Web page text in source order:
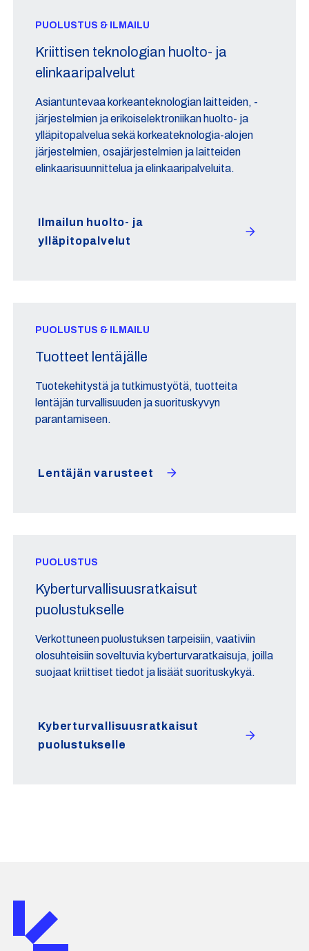
PUOLUSTUS & ILMAILU
Kriittisen teknologian huolto- ja
elinkaaripalvelut
Asiantuntevaa korkeanteknologian laitteiden, -
järjestelmien ja erikoiselektroniikan huolto- ja
ylläpitopalvelua sekä korkeateknologia-alojen
järjestelmien, osajärjestelmien ja laitteiden
elinkaarisuunnittelua ja elinkaaripalveluita.
Ilmailun huolto- ja
ylläpitopalvelut
PUOLUSTUS & ILMAILU
Tuotteet lentäjälle
Tuotekehitystä ja tutkimustyötä, tuotteita
lentäjän turvallisuuden ja suorituskyvyn
parantamiseen.
Lentäjän varusteet
PUOLUSTUS
Kyberturvallisuusratkaisut
puolustukselle
Verkottuneen puolustuksen tarpeisiin, vaativiin
olosuhteisiin soveltuvia kyberturvaratkaisuja, joilla
suojaat kriittiset tiedot ja lisäät suorituskykyä.
Kyberturvallisuusratkaisut
puolustukselle